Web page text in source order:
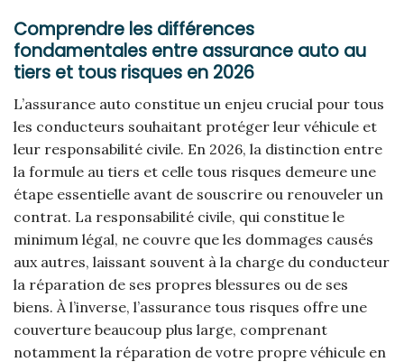
Comprendre les différences
fondamentales entre assurance auto au
tiers et tous risques en 2026
L’assurance auto constitue un enjeu crucial pour tous
les conducteurs souhaitant protéger leur véhicule et
leur responsabilité civile. En 2026, la distinction entre
la formule au tiers et celle tous risques demeure une
étape essentielle avant de souscrire ou renouveler un
contrat. La responsabilité civile, qui constitue le
minimum légal, ne couvre que les dommages causés
aux autres, laissant souvent à la charge du conducteur
la réparation de ses propres blessures ou de ses
biens. À l’inverse, l’assurance tous risques offre une
couverture beaucoup plus large, comprenant
notamment la réparation de votre propre véhicule en